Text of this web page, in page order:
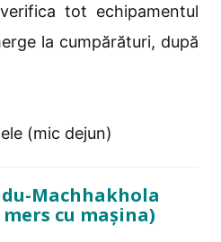
tot echipamentul
la cumpărături, după
(mic dejun)
Machhakhola
mers cu mașina)